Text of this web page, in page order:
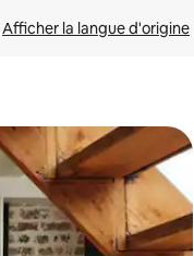
Afficher la langue d'origine